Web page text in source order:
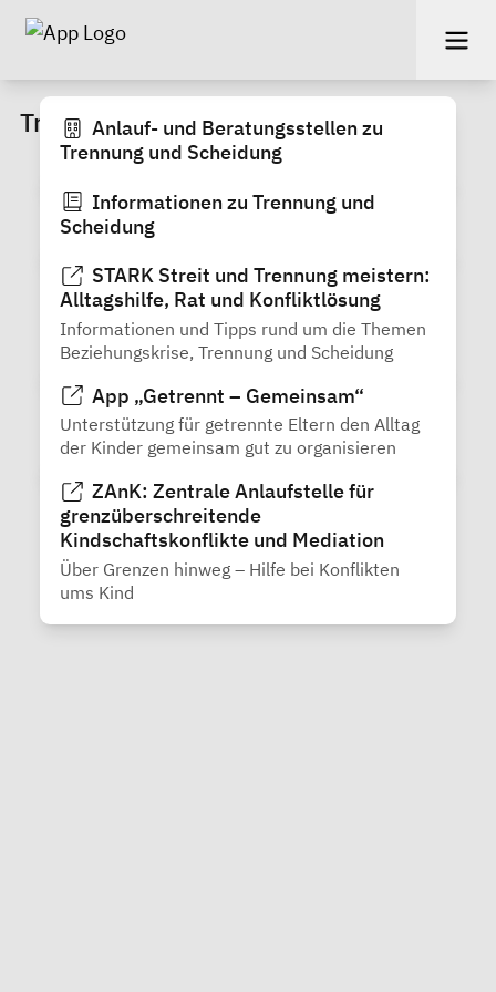
Trennung und Scheidung
Anlauf- und Beratungsstellen zu
Trennung und Scheidung
Informationen zu Trennung und
Scheidung
STARK Streit und Tren­nung meis­tern:
All­tags­hil­fe, Rat und Kon­flikt­lö­sung
In­for­ma­tio­nen und Tipps rund um die The­men
Be­zie­hungs­kri­se, Tren­nung und Schei­dung
App „Getrennt – Gemeinsam“
Unterstützung für getrennte Eltern den Alltag
der Kinder gemeinsam gut zu organisieren
ZAnK: Zentrale Anlaufstelle für
grenzüberschreitende
Kindschaftskonflikte und Mediation
Über Grenzen hinweg – Hilfe bei Konflikten
ums Kind